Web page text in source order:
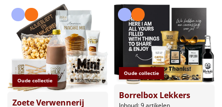
Oude collectie
Zoete Verwennerij
Oude collectie
Borrelbox Lekkers
Inhoud: 9 artikelen